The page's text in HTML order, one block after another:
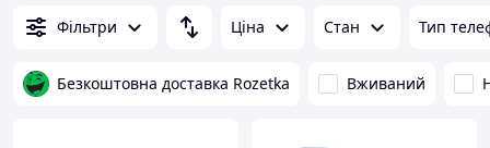
Фільтри Ціна Стан Тип
Безкоштовна доставка Rozetka Вживаний